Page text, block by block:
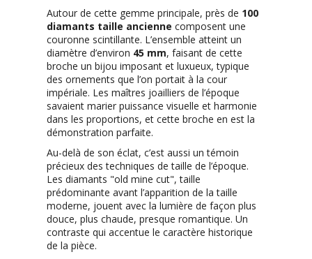
Autour de cette gemme principale, près de 100
diamants taille ancienne composent une
couronne scintillante. L’ensemble atteint un
diamètre d’environ 45 mm, faisant de cette
broche un bijou imposant et luxueux, typique
des ornements que l’on portait à la cour
impériale. Les maîtres joailliers de l’époque
savaient marier puissance visuelle et harmonie
dans les proportions, et cette broche en est la
démonstration parfaite.
Au-delà de son éclat, c’est aussi un témoin
précieux des techniques de taille de l’époque.
Les diamants "old mine cut", taille
prédominante avant l’apparition de la taille
moderne, jouent avec la lumière de façon plus
douce, plus chaude, presque romantique. Un
contraste qui accentue le caractère historique
de la pièce.